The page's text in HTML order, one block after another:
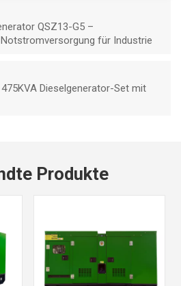
QSZ13-G5 –
für Industrie
Dieselgenerator-Set mit
Produkte